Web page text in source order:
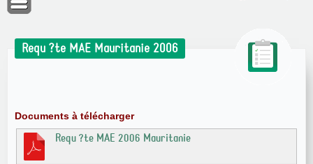
Requ ?te MAE Mauritanie 2006
Documents à télécharger
Requ ?te MAE 2006 Mauritanie